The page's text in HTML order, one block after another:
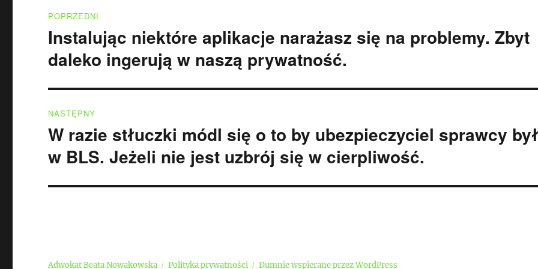
wpisu
POPRZEDNI
Poprzedni
wpis:
Instalując niektóre aplikacje narażasz się na problemy. Zbyt
daleko ingerują w naszą prywatność.
NASTĘPNY
Następny
wpis:
W razie stłuczki módl się o to by ubezpieczyciel sprawcy
w BLS. Jeżeli nie jest uzbrój się w cierpliwość.
Adwokat Beata Nowakowska Polityka prywatności Dumnie wspierane przez WordPress